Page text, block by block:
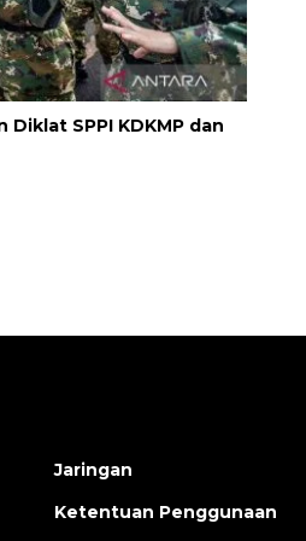
SPPI KDKMP dan
berbasis AI
Jaringan
Ketentuan Penggunaan